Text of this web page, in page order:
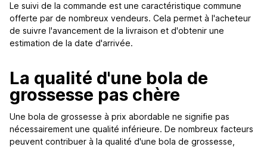
Le suivi de la commande est une caractéristique commune
offerte par de nombreux vendeurs. Cela permet à l'acheteur
de suivre l'avancement de la livraison et d'obtenir une
estimation de la date d'arrivée.
La qualité d'une bola de
grossesse pas chère
Une bola de grossesse à prix abordable ne signifie pas
nécessairement une qualité inférieure. De nombreux facteurs
peuvent contribuer à la qualité d'une bola de grossesse,